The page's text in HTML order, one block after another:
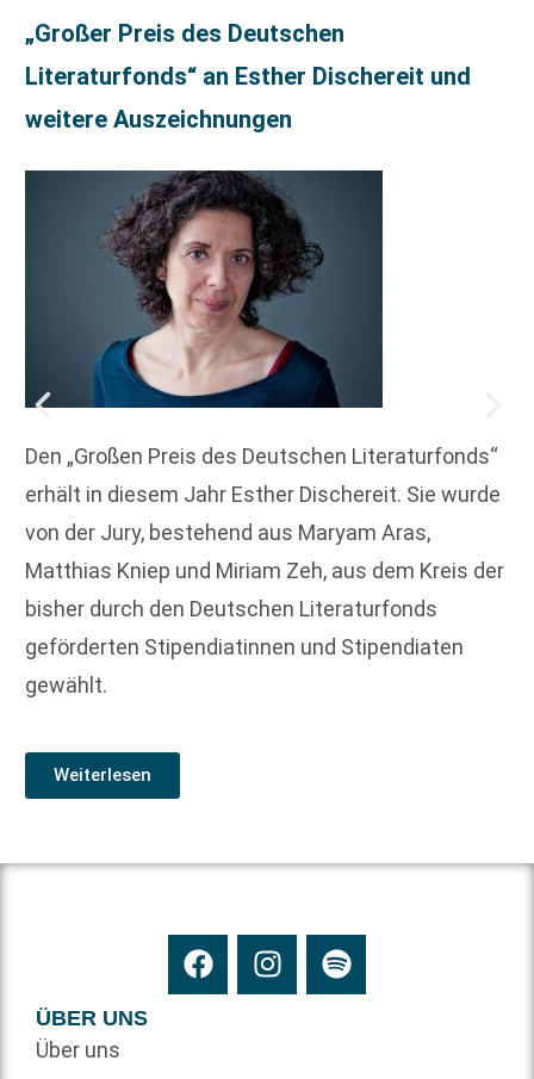
„Großer Preis des Deutschen
Literaturfonds“ an Esther Dischereit und
weitere Auszeichnungen
Den „Großen Preis des Deutschen Literaturfonds“
erhält in diesem Jahr Esther Dischereit. Sie wurde
von der Jury, bestehend aus Maryam Aras,
Matthias Kniep und Miriam Zeh, aus dem Kreis der
bisher durch den Deutschen Literaturfonds
geförderten Stipendiatinnen und Stipendiaten
gewählt.
Weiterlesen
ÜBER UNS
Über uns